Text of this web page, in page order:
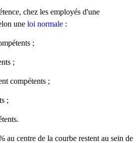
chez les employés d'une
une loi normale :
;
;
compétents ;
;
au centre de la courbe restent au sein de